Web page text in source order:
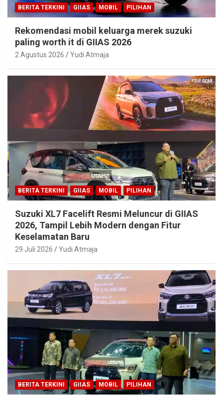
BERITA TERKINI GIIAS MOBIL PILIHAN
Rekomendasi mobil keluarga merek suzuki
paling worth it di GIIAS 2026
2 Agustus 2026 Yudi Atmaja
BERITA TERKINI GIIAS MOBIL PILIHAN
Suzuki XL7 Facelift Resmi Meluncur di GIIAS
2026, Tampil Lebih Modern dengan Fitur
Keselamatan Baru
29 Juli 2026 Yudi Atmaja
BERITA TERKINI GIIAS MOBIL PILIHAN